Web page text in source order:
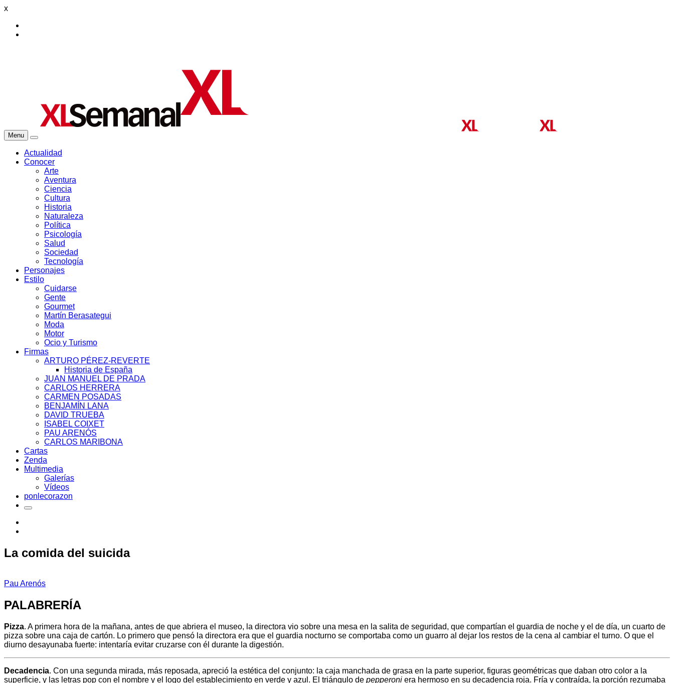
x
Menu
Actualidad
Conocer
Arte
Aventura
Ciencia
Cultura
Historia
Naturaleza
Política
Psicología
Salud
Sociedad
Tecnología
Personajes
Estilo
Cuidarse
Gente
Gourmet
Martín Berasategui
Moda
Motor
Ocio y Turismo
Firmas
ARTURO PÉREZ-REVERTE
Historia de España
JUAN MANUEL DE PRADA
CARLOS HERRERA
CARMEN POSADAS
BENJAMÍN LANA
DAVID TRUEBA
ISABEL COIXET
PAU ARENÓS
CARLOS MARIBONA
Cartas
Zenda
Multimedia
Galerías
Vídeos
ponlecorazon
La comida del suicida
Pau Arenós
PALABRERÍA
Pizza. A primera hora de la mañana, antes de que abriera el museo, la directora vio sobre una mesa en la salita de seguridad, que compartían el guardia de noche y el de día, un cuarto de
pizza sobre una caja de cartón. Lo primero que pensó la directora era que el guardia nocturno se comportaba como un guarro al dejar los restos de la cena al cambiar el turno. O que el
diurno desayunaba fuerte: intentaría evitar cruzarse con él durante la digestión.
Decadencia. Con una segunda mirada, más reposada, apreció la estética del conjunto: la caja manchada de grasa en la parte superior, figuras geométricas que daban otro color a la
superficie, y las letras pop con el nombre y el logo del establecimiento en verde y azul. El triángulo de pepperoni era hermoso en su decadencia roja. Fría y contraída, la porción rezumaba